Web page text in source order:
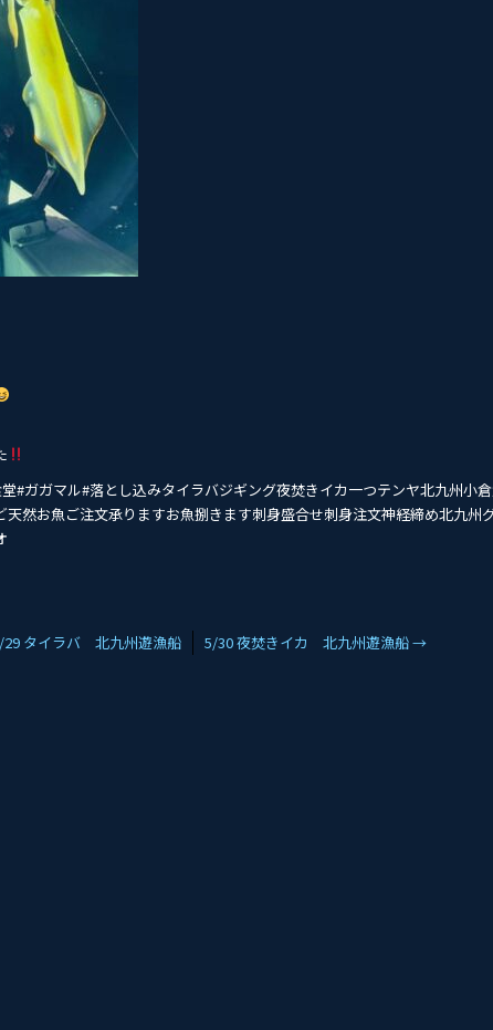
#ガガマル#落とし込みタイ‭ラバジギング夜焚きイカ一つテンヤ北九州小
天然お魚ご注文承りますお魚捌きます刺身盛合せ刺身注文神経締め北九州
29 タイラバ 北九州遊漁船 5/30 夜焚きイカ 北九州遊漁船→